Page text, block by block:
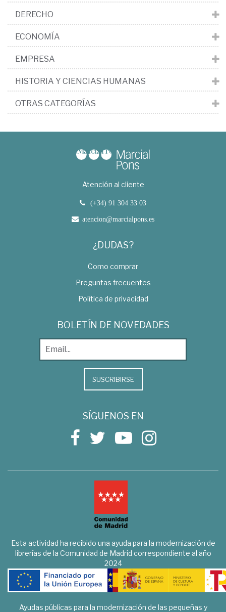
DERECHO
ECONOMÍA
EMPRESA
HISTORIA Y CIENCIAS HUMANAS
OTRAS CATEGORÍAS
Atención al cliente
(+34) 91 304 33 03
atencion@marcialpons.es
¿DUDAS?
Como comprar
Preguntas frecuentes
Política de privacidad
BOLETÍN DE NOVEDADES
SUSCRIBIRSE
SÍGUENOS EN
Esta actividad ha recibido una ayuda para la modernización de
librerías de la Comunidad de Madrid correspondiente al año
2024
Ayudas públicas para la modernización de las pequeñas y